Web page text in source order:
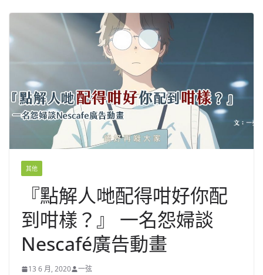
其他
『點解人哋配得咁好你配
到咁樣？』 一名怨婦談
Nescafé廣告動畫
13 6 月, 2020 一弦